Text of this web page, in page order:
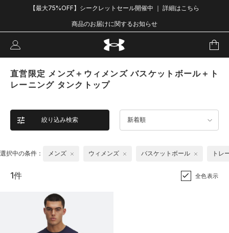
【最大75%OFF】シークレットセール開催中 ｜ 詳細はこちら
商品のお届けに関するお知らせ
直営限定 メンズ＋ウィメンズ バスケットボール＋ト
レーニング タンクトップ
絞り込み検索 新着順
選択中の条件： メンズ ウィメンズ バスケットボール トレ
1件 全色表示